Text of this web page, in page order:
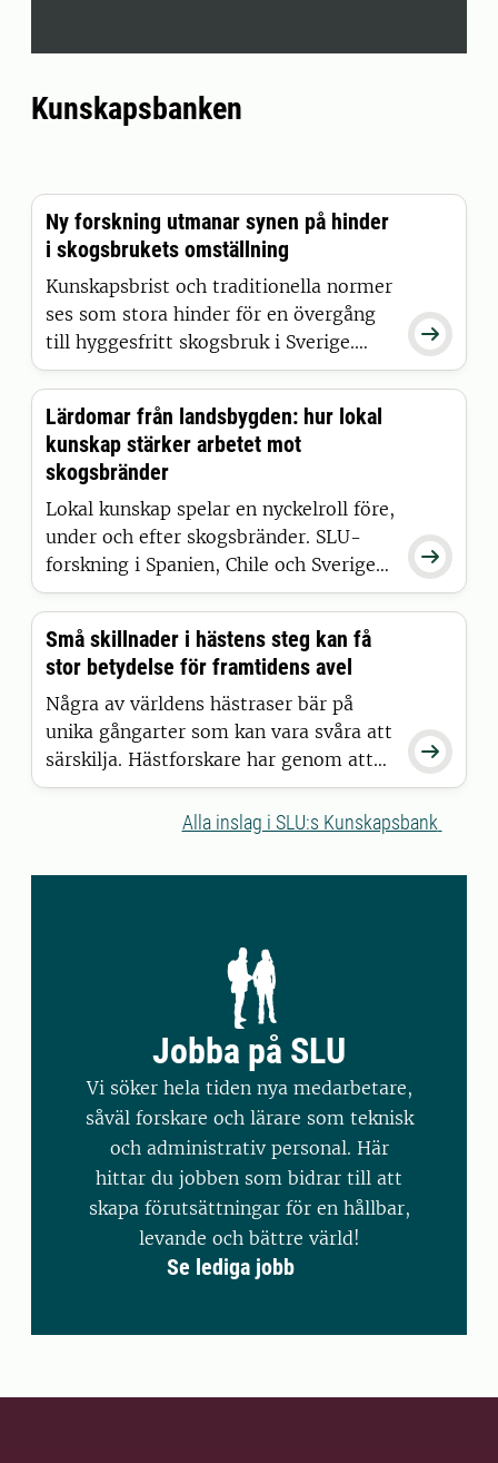
Kunskapsbanken

Ny forskning utmanar synen på hinder
i skogsbrukets omställning
Kunskapsbrist och traditionella normer
ses som stora hinder för en övergång
till hyggesfritt skogsbruk i Sverige.
Ekonomiska faktorer uppfattas
samtidigt som mindre viktiga, visar en
ny SLU-studie om skogsaktörers syn
på skogsbrukets framtid.

Lärdomar från landsbygden: hur lokal
kunskap stärker arbetet mot
skogsbränder
Lokal kunskap spelar en nyckelroll före,
under och efter skogsbränder. SLU-
forskning i Spanien, Chile och Sverige
visar hur landsbygdssamhällen bidrar
till att förebygga och hantera bränder
och stödja återhämtning. Att lära från
dem är avgörande i en framtid med
fler och mer intensiva skogsbränder.

Små skillnader i hästens steg kan få
stor betydelse för framtidens avel
Några av världens hästraser bär på
unika gångarter som kan vara svåra att
särskilja. Hästforskare har genom att
kombinera AI med tidigare verktyg
gjort helt nya upptäckter som kan
nervsystemet och även tillämpas på ett
Alla inslag i SLU:s Kunskapsbank
Jobba på SLU
Vi söker hela tiden nya medarbetare,
såväl forskare och lärare som teknisk
och administrativ personal. Här
hittar du jobben som bidrar till att
skapa förutsättningar för en hållbar,
levande och bättre värld!
Se lediga jobb